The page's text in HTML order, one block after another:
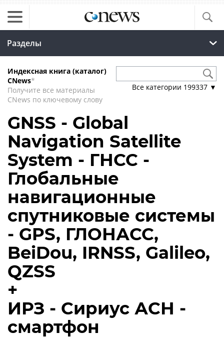
Разделы
Индексная книга (каталог)
CNews*
Получите все материалы
CNews по ключевому слову
Все категории 199337 ▼
GNSS - Global
Navigation Satellite
System - ГНСС -
Глобальные
навигационные
спутниковые системы
- GPS, ГЛОНАСС,
BeiDou, IRNSS, Galileo,
QZSS
+
ИРЗ - Сириус АСН -
смартфон